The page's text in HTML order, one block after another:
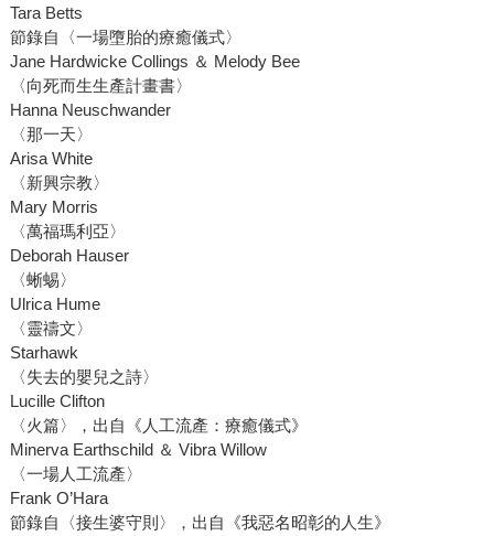
Tara Betts
節錄自〈一場墮胎的療癒儀式〉
Jane Hardwicke Collings ＆ Melody Bee
〈向死而生生產計畫書〉
Hanna Neuschwander
〈那一天〉
Arisa White
〈新興宗教〉
Mary Morris
〈萬福瑪利亞〉
Deborah Hauser
〈蜥蜴〉
Ulrica Hume
〈靈禱文〉
Starhawk
〈失去的嬰兒之詩〉
Lucille Clifton
〈火篇〉，出自《人工流產：療癒儀式》
Minerva Earthschild ＆ Vibra Willow
〈一場人工流產〉
Frank O’Hara
節錄自〈接生婆守則〉，出自《我惡名昭彰的人生》